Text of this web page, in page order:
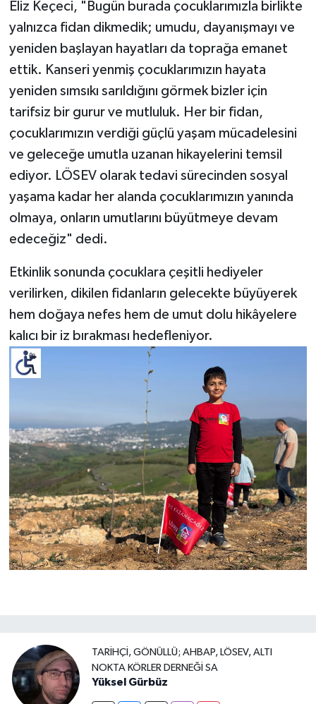
Eliz Keçeci, "Bugün burada çocuklarımızla birlikte
yalnızca fidan dikmedik; umudu, dayanışmayı ve
yeniden başlayan hayatları da toprağa emanet
ettik. Kanseri yenmiş çocuklarımızın hayata
yeniden sımsıkı sarıldığını görmek bizler için
tarifsiz bir gurur ve mutluluk. Her bir fidan,
çocuklarımızın verdiği güçlü yaşam mücadelesini
ve geleceğe umutla uzanan hikayelerini temsil
ediyor. LÖSEV olarak tedavi sürecinden sosyal
yaşama kadar her alanda çocuklarımızın yanında
olmaya, onların umutlarını büyütmeye devam
edeceğiz" dedi.
Etkinlik sonunda çocuklara çeşitli hediyeler
verilirken, dikilen fidanların gelecekte büyüyerek
hem doğaya nefes hem de umut dolu hikâyelere
kalıcı bir iz bırakması hedefleniyor.
TARIHÇI, GÖNÜLLÜ; AHBAP, LÖSEV, ALTI
NOKTA KÖRLER DERNEĞI SA
Yüksel Gürbüz